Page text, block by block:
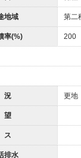
地域 第二
率(%) 200
況 更地
望
ス
排水